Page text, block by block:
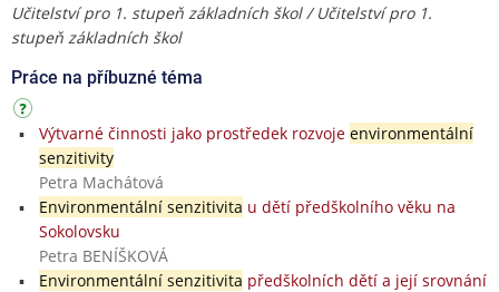
Učitelství pro 1. stupeň základních škol / Učitelství pro 1.
stupeň základních škol
Práce na příbuzné téma
Výtvarné činnosti jako prostředek rozvoje environmentální
senzitivity
Petra Machátová
Environmentální senzitivita u dětí předškolního věku na
Sokolovsku
Petra BENÍŠKOVÁ
Environmentální senzitivita předškolních dětí a její srovnání